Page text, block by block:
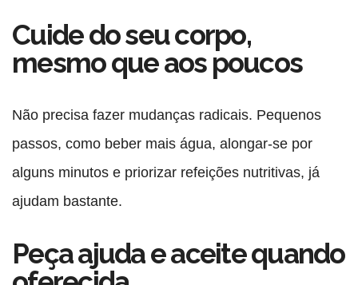
Cuide do seu corpo,
mesmo que aos poucos
Não precisa fazer mudanças radicais. Pequenos
passos, como beber mais água, alongar-se por
alguns minutos e priorizar refeições nutritivas, já
ajudam bastante.
Peça ajuda e aceite quando